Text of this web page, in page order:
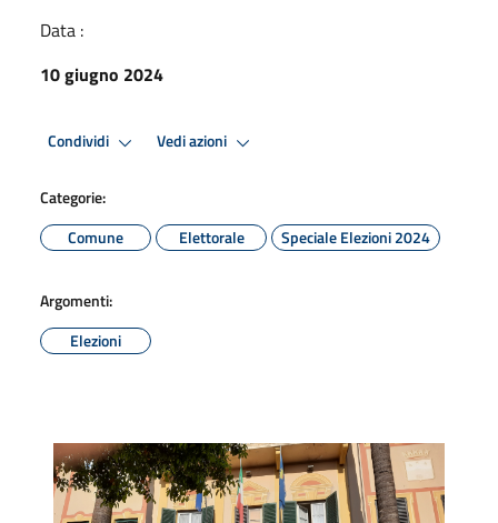
Data :
10 giugno 2024
Condividi Vedi azioni
Categorie:
Comune
Elettorale Speciale Elezioni 2024
Argomenti:
Elezioni